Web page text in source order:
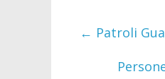
← Patroli